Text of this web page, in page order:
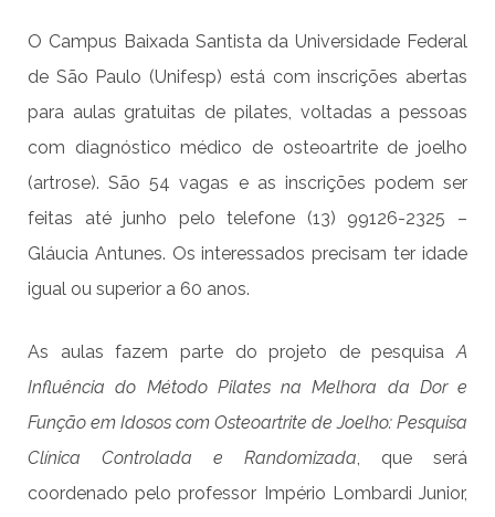
O Campus Baixada Santista da Universidade Federal
de São Paulo (Unifesp) está com inscrições abertas
para aulas gratuitas de pilates, voltadas a pessoas
com diagnóstico médico de osteoartrite de joelho
(artrose). São 54 vagas e as inscrições podem ser
feitas até junho pelo telefone (13) 99126-2325 –
Gláucia Antunes. Os interessados precisam ter idade
igual ou superior a 60 anos.
As aulas fazem parte do projeto de pesquisaA
Influência do Método Pilates na Melhora da Dor e
Função em Idosos com Osteoartrite de Joelho: Pesquisa
Clínica Controlada e Randomizada, que será
coordenado pelo professor Império Lombardi Junior,